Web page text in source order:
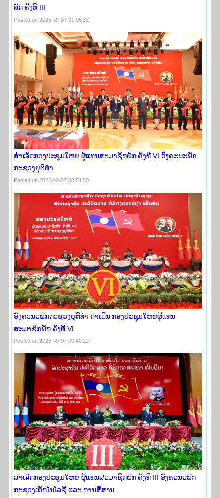
ລັດ ຄັ້ງທີ III
Posted on 2025-09-07 01:06:32
ສໍາເລັດກອງປະຊຸມໃຫຍ່ ຜູ້ແທນສະມາຊິກພັກ ຄັ້ງທີ VI ອົງຄະນະພັກ
ກະຊວງຍຸຕິທໍາ
Posted on 2025-09-07 00:51:50
ອົງຄະນະພັກກະຊວງຍຸຕິທໍາ ດຳເນີນ ກອງປະຊຸມໃຫຍ່ຜູ້ແທນ
ສະມາຊິກພັກ ຄັ້ງທີ VI
Posted on 2025-09-07 00:40:22
ສໍາເລັດກອງປະຊຸມໃຫຍ່ ຜູ້ແທນສະມາຊິກພັກ ຄັ້ງທີ III ອົງຄະນະພັກ
ກະຊວງເຕັກໂນໂລຊີ ແລະ ການສື່ສານ